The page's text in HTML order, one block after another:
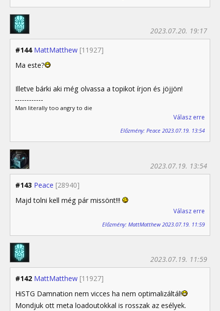
#144 MattMatthew [11927]
2023.07.20. 19:17
Ma este?
Illetve bárki aki még olvassa a topikot írjon és jöjjön!
Man literally too angry to die
Válasz erre
Előzmény: Peace 2023.07.19. 13:54
#143 Peace [28940]
2023.07.19. 13:54
Majd tolni kell még pár missönt!!!
Válasz erre
Előzmény: MattMatthew 2023.07.19. 11:59
#142 MattMatthew [11927]
2023.07.19. 11:59
HiSTG Damnation nem vicces ha nem optimalizáltál!
Mondjuk ott meta loadoutokkal is rosszak az esélyek.